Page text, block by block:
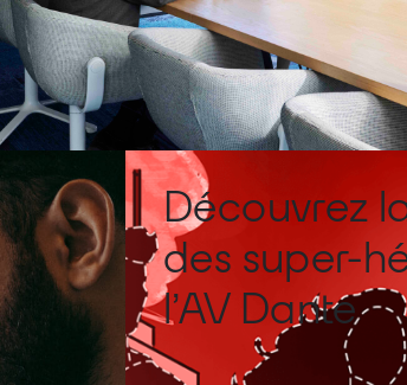
Découvrez
des super-
l’AV Dante